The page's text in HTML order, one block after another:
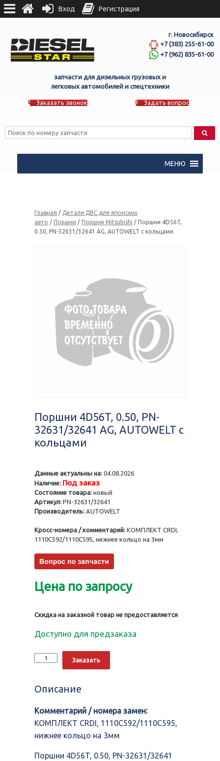
г. Новосибирск
+7 (383) 255-61-00
+7 (962) 835-61-00
запчасти для дизельных грузовых и
легковых автомобилей и спецтехники
Заказать звонок Задать вопрос
МЕНЮ
Главная / Детали ДВС для японских
авто / Поршни / Поршни Mitsubishi / Поршни 4D56T,
0.50, PN-32631/32641 AG, AUTOWELT с кольцами
Поршни 4D56T, 0.50, PN-
32631/32641 AG, AUTOWELT с
кольцами
Данные актуальны на: 04.08.2026
Наличие: Под заказ
Состояние товара: новый
Артикул: PN-32631/32641
Производитель: AUTOWELT
Кросс-номера / комментарий: КОМПЛЕКТ CRDI,
1110C592/1110C595, нижнее кольцо на 3мм
Цена по запросу
Скидка на заказной товар не предоставляется
Доступно для предзаказа
Количество
Поршни
PN-
AG,
AUTOWELT
кольцами
Заказать
Описание
Комментарий / номера замен:
КОМПЛЕКТ CRDI, 1110C592/1110C595,
нижнее кольцо на 3мм
Поршни 4D56T, 0.50, PN-32631/32641
Вход Регистрация